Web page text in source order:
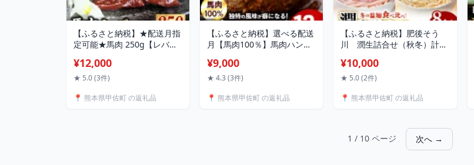
【ふるさと納税】★配送月指
定可能★馬肉 250g【レバ
レバ刺し ブロック 冷凍 馬刺
し お肉 醤油付 低温調理 生食
佐町
¥12,000
★ 5.0 (3件)
📍 熊本県甲佐町 の返礼品
【ふるさと納税】選べる配送
月【馬肉100％】馬肉ハンバ
グ おべんとう お弁当 おかず
個包装 小分け 人気 1.8kg 冷
だけ 国内製造 総菜 甲佐町
¥9,000
★ 4.3 (3件)
📍 熊本県甲佐町 の返礼品
【ふるさと納税】肥後そう
川 潤生詰合せ（秋冬）計8
目出鯛平うどん そば にゅう
めん スープ付き 熊本産 国産
ちもち 簡単調理 常温保存可
甲佐町
¥10,000
★ 5.0 (2件)
📍 熊本県甲佐町 の返礼品
1 / 10 ページ 次へ →